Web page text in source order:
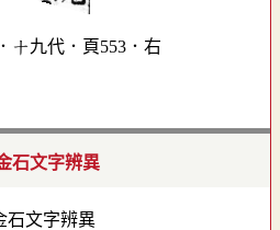
十九代．頁553．右
石文字辨異